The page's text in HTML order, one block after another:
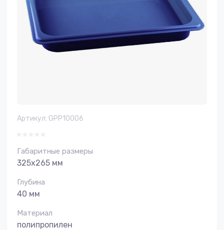
Артикул: GPP10006
Габаритные размеры
325х265 мм
Глубина
40 мм
Материал
полипропилен